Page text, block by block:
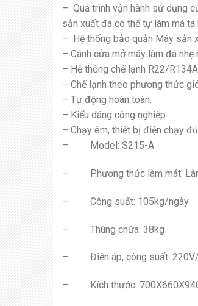
– Quá trình vận hành sử dụng
sản xuất đá có thể tự làm mà ta
– Hệ thống bảo quản Máy sản
– Cánh cửa mở máy làm đá nhẹ
– Hệ thống chế lạnh R22/R134A
– Chế lạnh theo phương thức
– Tự động hoàn toàn.
– Kiểu dáng công nghiệp
– Chạy êm, thiết bị điện chạy
– Model: S215-A
– Phương thức làm mát:
– Công suất: 105kg/ngày
– Thùng chứa: 38kg
– Điện áp, công suất:
– Kích thước: